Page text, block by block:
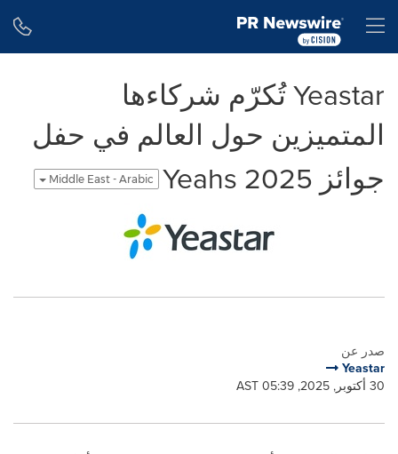
Yeastar تُكرّم شركاءها
المتميزين حول العالم في حفل
جوائز Yeahs 2025
Middle East - Arabic
صدر عن
Yeastar
30 أكتوبر, 2025, 05:39 AST